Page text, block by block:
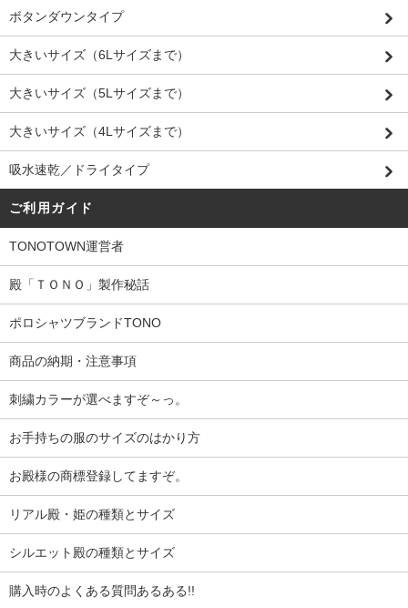
ボタンダウンタイプ
大きいサイズ（6Lサイズまで）
大きいサイズ（5Lサイズまで）
大きいサイズ（4Lサイズまで）
吸水速乾／ドライタイプ
ご利用ガイド
TONOTOWN運営者
殿「ＴＯＮＯ」製作秘話
ポロシャツブランドTONO
商品の納期・注意事項
刺繍カラーが選べますぞ～っ。
お手持ちの服のサイズのはかり方
お殿様の商標登録してますぞ。
リアル殿・姫の種類とサイズ
シルエット殿の種類とサイズ
購入時のよくある質問あるある!!